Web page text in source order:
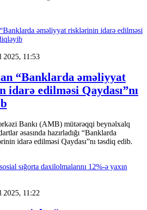
2025, 11:53
“Banklarda əməliyyat
edilməsi Qaydası”nı
Bankı (AMB) mütərəqqi beynəlxalq
əsasında hazırladığı “Banklarda
idarə edilməsi Qaydası”nı təsdiq edib.
2025, 11:22